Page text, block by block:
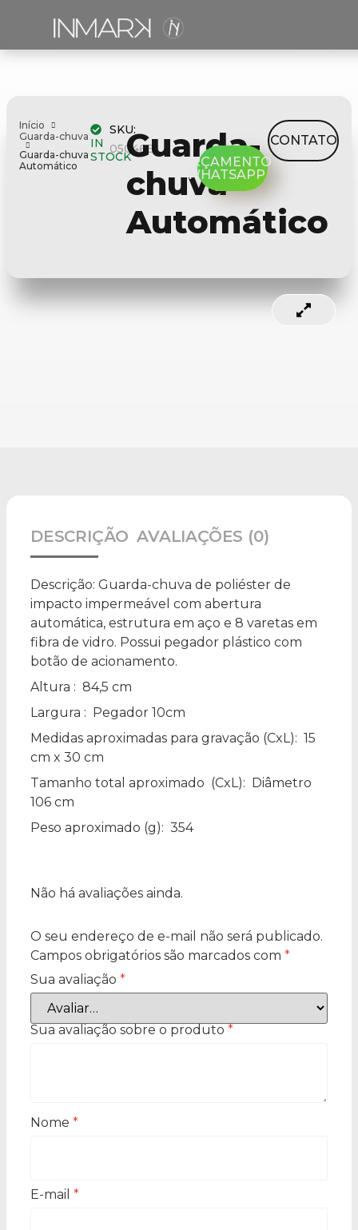
Início
Guarda-chuva
Guarda-chuva
Automático
IN
STOCK
SKU:
05046B
Guarda-
chuva
Automático
ORÇAMENTO
WHATSAPP
CONTATO
DESCRIÇÃO AVALIAÇÕES (0)
Descrição: Guarda-chuva de poliéster de
impacto impermeável com abertura
automática, estrutura em aço e 8 varetas em
fibra de vidro. Possui pegador plástico com
botão de acionamento.
Altura : 84,5 cm
Largura : Pegador 10cm
Medidas aproximadas para gravação (CxL): 15
cm x 30 cm
Tamanho total aproximado (CxL): Diâmetro
106 cm
Peso aproximado (g): 354
Não há avaliações ainda.
O seu endereço de e-mail não será publicado.
Campos obrigatórios são marcados com *
Sua avaliação *
Sua avaliação sobre o produto *
Nome *
E-mail *